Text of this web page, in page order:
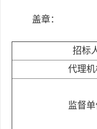
盖章：
招标
代理机
监督